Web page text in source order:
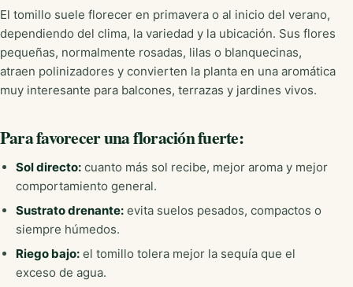
El tomillo suele florecer en primavera o al inicio del verano,
dependiendo del clima, la variedad y la ubicación. Sus flores
pequeñas, normalmente rosadas, lilas o blanquecinas,
atraen polinizadores y convierten la planta en una aromática
muy interesante para balcones, terrazas y jardines vivos.
Para favorecer una floración fuerte:
Sol directo:cuanto más sol recibe, mejor aroma y mejor
comportamiento general.
Sustrato drenante:evita suelos pesados, compactos o
siempre húmedos.
Riego bajo:el tomillo tolera mejor la sequía que el
exceso de agua.